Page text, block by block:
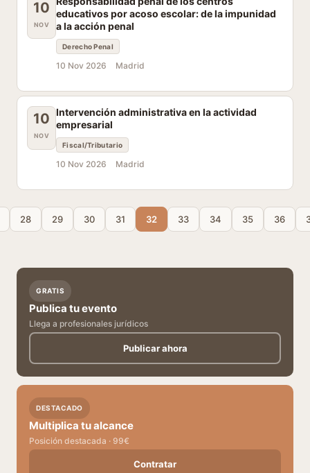
10
NOV
educativos por acoso escolar: de la impunidad
a la acción penal
Derecho Penal
10 Nov 2026 Madrid
10
NOV
Intervención administrativa en la actividad
empresarial
Fiscal/Tributario
10 Nov 2026 Madrid
28 29 30 31 32 33 34 35 36
GRATIS
Publica tu evento
Llega a profesionales jurídicos
Publicar ahora
DESTACADO
Multiplica tu alcance
Posición destacada · 99€
Contratar